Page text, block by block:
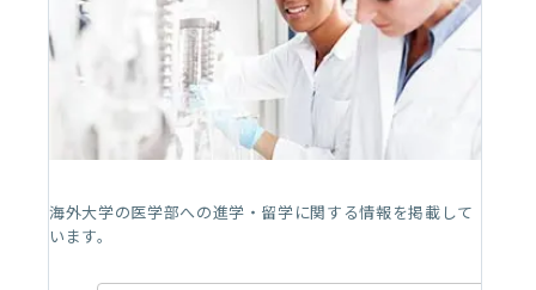
海外大学の医学部への進学・留学に関する情報を掲載して
います。